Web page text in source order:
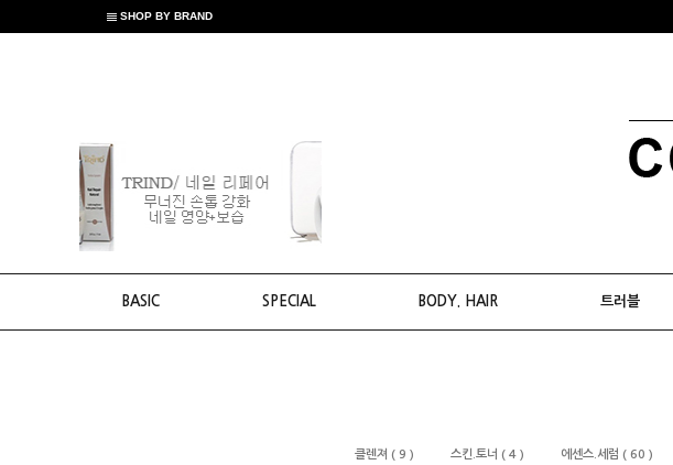
SHOP BY BRAND
BASIC SPECIAL BODY. HAIR 트러블
클렌져 ( 9 ) 스킨.토너 ( 4 ) 에센스.세럼 ( 60 )